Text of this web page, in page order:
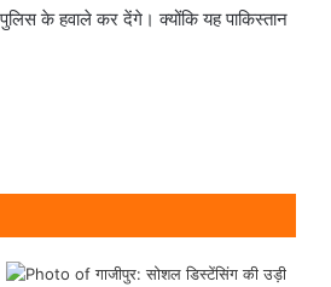
के हवाले कर देंगे। क्योंकि यह पाकिस्तान